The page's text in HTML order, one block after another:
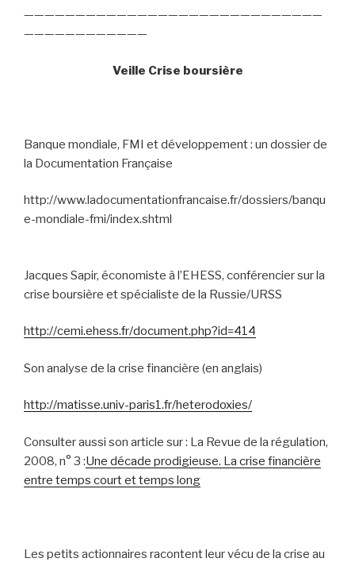
—————————————————————————————
————————————
Veille Crise boursière
Banque mondiale, FMI et développement : un dossier de
la Documentation Française
http://www.ladocumentationfrancaise.fr/dossiers/banqu
e-mondiale-fmi/index.shtml
Jacques Sapir, économiste à l’EHESS, conférencier sur la
crise boursière et spécialiste de la Russie/URSS
http://cemi.ehess.fr/document.php?id=414
Son analyse de la crise financière (en anglais)
http://matisse.univ-paris1.fr/heterodoxies/
Consulter aussi son article sur : La Revue de la régulation,
2008, n° 3 :Une décade prodigieuse. La crise financière
entre temps court et temps long
Les petits actionnaires racontent leur vécu de la crise au